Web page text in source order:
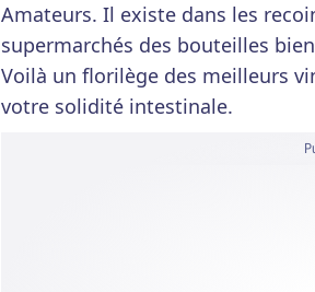
Amateurs. Il existe dans les
supermarchés des bouteilles
Voilà un florilège des meilleurs
votre solidité intestinale.